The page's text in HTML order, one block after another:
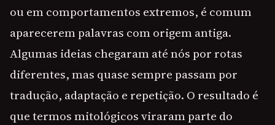
ou em comportamentos extremos, é comum
aparecerem palavras com origem antiga.
Algumas ideias chegaram até nós por rotas
diferentes, mas quase sempre passam por
tradução, adaptação e repetição. O resultado é
que termos mitológicos viraram parte do